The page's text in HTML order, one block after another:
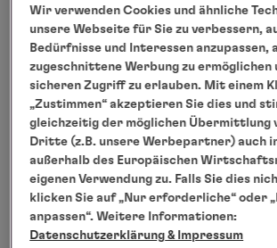
www.hl-cruises.de/EUX1900
Hamburg, März 2018
Wir verwenden Cookies und ähnliche
unsere Webseite für Sie zu verbessern,
Bedürfnisse und Interessen anzupassen,
zugeschnittene Werbung zu ermöglichen
sicheren Zugriff zu erlauben. Mit einem
„Zustimmen“ akzeptieren Sie dies und
gleichzeitig der möglichen Übermittlung
Dritte (z.B. unsere Werbepartner) auch
außerhalb des Europäischen
eigenen Verwendung zu. Falls Sie dies
klicken Sie auf „Nur erforderliche“ oder
anpassen“. Weitere Informationen:
Datenschutzerklärung & Impressum